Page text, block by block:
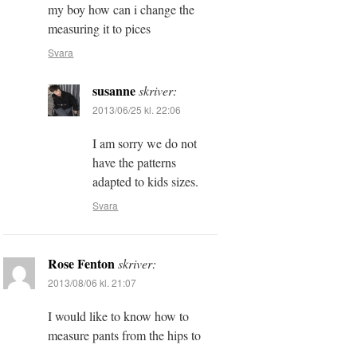
my boy how can i change the
measuring it to pices
Svara
susanne skriver:
2013/06/25 kl. 22:06
I am sorry we do not
have the patterns
adapted to kids sizes.
Svara
Rose Fenton skriver:
2013/08/06 kl. 21:07
I would like to know how to
measure pants from the hips to